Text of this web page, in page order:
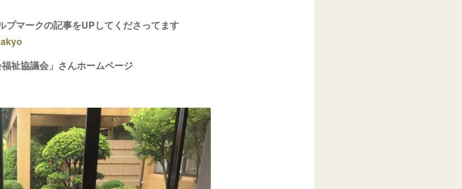
プマークの記事をUPしてくださってます
祉協議会」さんホームページ